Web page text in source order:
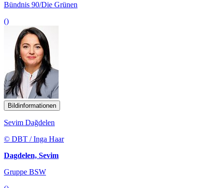
Bündnis 90/Die Grünen
()
Bildinformationen
Sevim Dağdelen
© DBT / Inga Haar
Dagdelen, Sevim
Gruppe BSW